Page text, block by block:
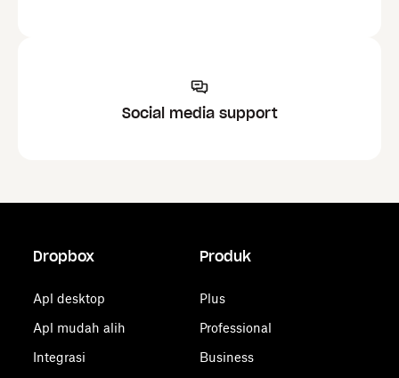
Social media support
Dropbox
Apl desktop
Apl mudah alih
Integrasi
Produk
Plus
Professional
Business